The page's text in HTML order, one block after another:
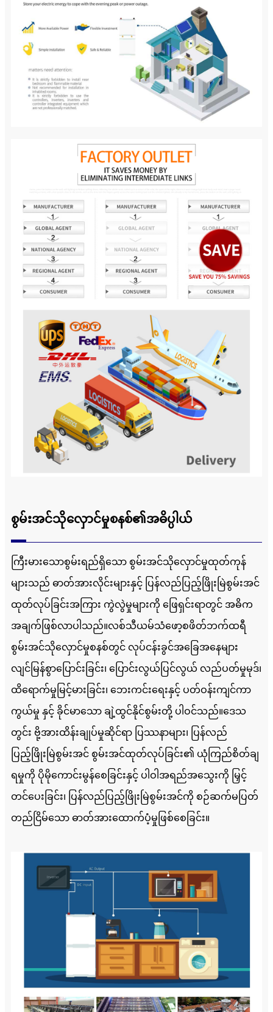
စွမ်းအင်သိုလှောင်မှုစနစ်၏အဓိပ္ပါယ်
ကြီးမားသောစွမ်းရည်ရှိသော စွမ်းအင်သိုလှောင်မှုထုတ်ကုန်
များသည် ဓာတ်အားလိုင်းများနှင့် ပြန်လည်ပြည့်ဖြိုးမြဲစွမ်းအင်
ထုတ်လုပ်ခြင်းအကြား ကွဲလွဲမှုများကို ဖြေရှင်းရာတွင် အဓိက
အချက်ဖြစ်လာပါသည်။လစ်သီယမ်သံဖော့စဖိတ်ဘက်ထရီ
စွမ်းအင်သိုလှောင်မှုစနစ်တွင် လုပ်ငန်းခွင်အခြေအနေများ
လျင်မြန်စွာပြောင်းခြင်း၊ ပြောင်းလွယ်ပြင်လွယ် လည်ပတ်မှုမုဒ်၊
ထိရောက်မှုမြင့်မားခြင်း၊ ဘေးကင်းရေးနှင့် ပတ်ဝန်းကျင်ကာ
ကွယ်မှု နှင့် ခိုင်မာသော ချဲ့ထွင်နိုင်စွမ်းတို့ ပါဝင်သည်။ဒေသ
တွင်း ဗို့အားထိန်းချုပ်မှုဆိုင်ရာ ပြဿနာများ၊ ပြန်လည်
ပြည့်ဖြိုးမြဲစွမ်းအင် စွမ်းအင်ထုတ်လုပ်ခြင်း၏ ယုံကြည်စိတ်ချ
ရမှုကို ပိုမိုကောင်းမွန်စေခြင်းနှင့် ပါဝါအရည်အသွေးကို မြှင့်
တင်ပေးခြင်း၊ ပြန်လည်ပြည့်ဖြိုးမြဲစွမ်းအင်ကို စဉ်ဆက်မပြတ်
တည်ငြိမ်သော ဓာတ်အားထောက်ပံ့မှုဖြစ်စေခြင်း။